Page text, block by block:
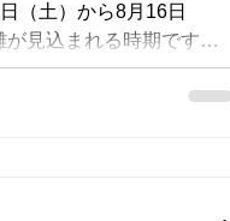
（土）から8月16日
が見込まれる時期です。
の期間は通常とは異な
ます。 ご来場を予定さ
召し上がりは、混雑時